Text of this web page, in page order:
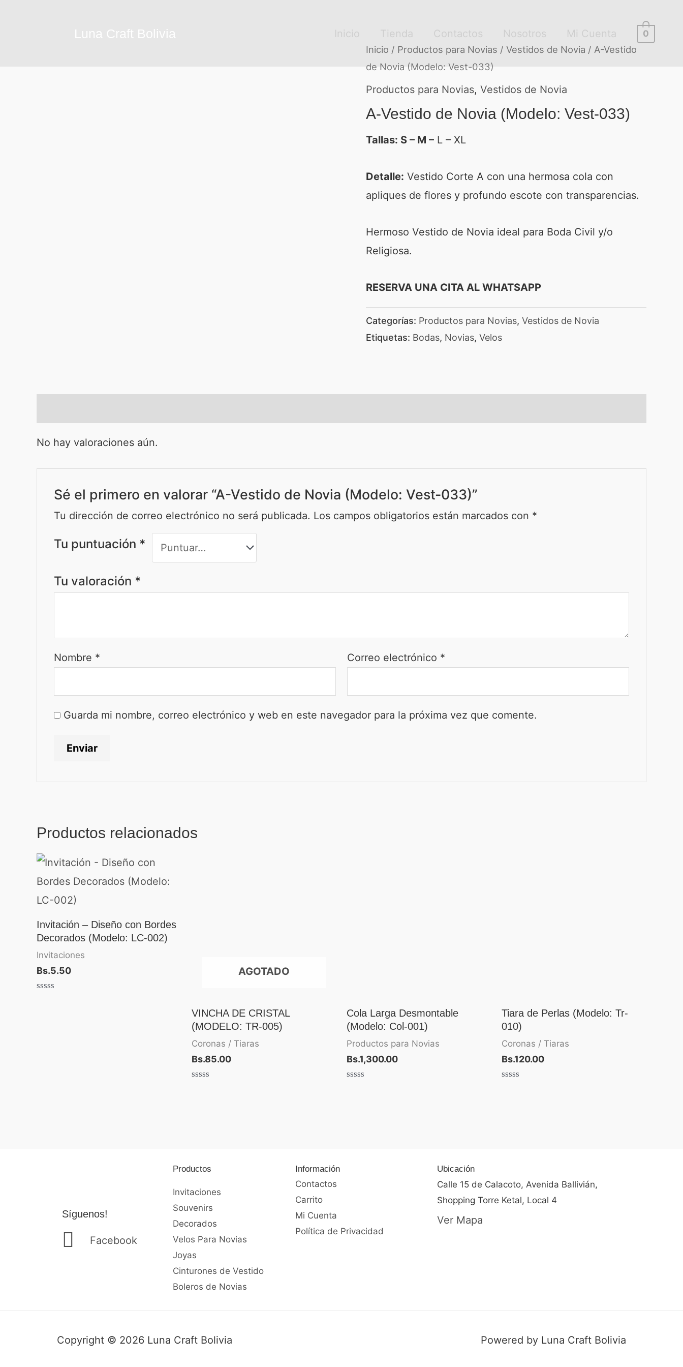
Luna Craft Bolivia Inicio Tienda Contactos Nosotros Mi Cuenta 0
Inicio / Productos para Novias / Vestidos de Novia / A-Vestido
de Novia (Modelo: Vest-033)
Productos para Novias, Vestidos de Novia
A-Vestido de Novia (Modelo: Vest-033)
Tallas: S – M – L – XL
Detalle: Vestido Corte A con una hermosa cola con
apliques de flores y profundo escote con transparencias.
Hermoso Vestido de Novia ideal para Boda Civil y/o
Religiosa.
RESERVA UNA CITA AL WHATSAPP
Categorías: Productos para Novias, Vestidos de Novia
Etiquetas: Bodas, Novias, Velos
No hay valoraciones aún.
Sé el primero en valorar “A-Vestido de Novia (Modelo: Vest-033)”
Tu dirección de correo electrónico no será publicada. Los campos obligatorios están marcados con *
Tu puntuación *
Tu valoración *
Nombre * Correo electrónico *
Guarda mi nombre, correo electrónico y web en este navegador para la próxima vez que comente.
Productos relacionados
Invitación – Diseño con Bordes
Decorados (Modelo: LC-002)
Invitaciones
Bs.5.50 AGOTADO
VINCHA DE CRISTAL
(MODELO: TR-005)
Coronas / Tiaras
Bs.85.00
Cola Larga Desmontable
(Modelo: Col-001)
Productos para Novias
Bs.1,300.00
Tiara de Perlas (Modelo: Tr-
010)
Coronas / Tiaras
Bs.120.00
Síguenos!
Facebook
Productos
Invitaciones
Souvenirs
Decorados
Velos Para Novias
Joyas
Cinturones de Vestido
Boleros de Novias
Información
Contactos
Carrito
Mi Cuenta
Política de Privacidad
Ubicación
Calle 15 de Calacoto, Avenida Ballivián,
Shopping Torre Ketal, Local 4
Ver Mapa
Copyright © 2026 Luna Craft Bolivia Powered by Luna Craft Bolivia